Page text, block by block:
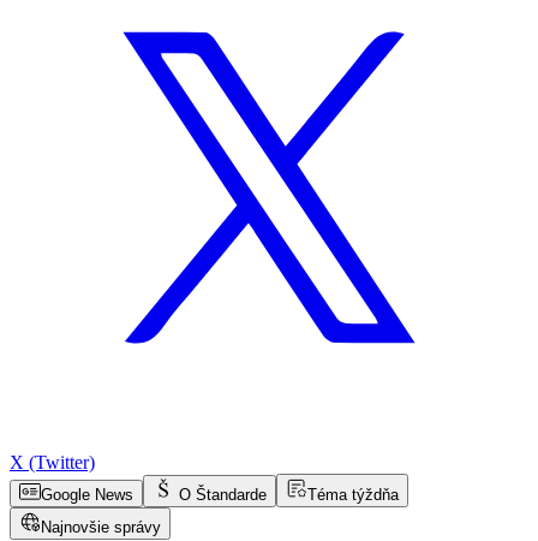
X (Twitter)
Google News O Štandarde
Téma týždňa
Najnovšie správy